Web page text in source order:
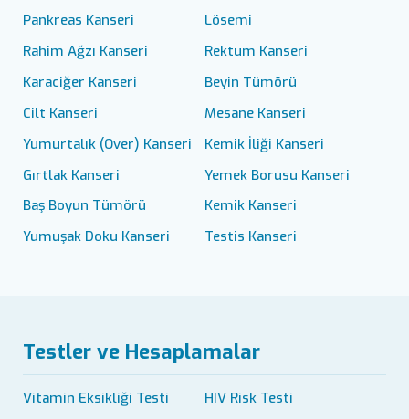
Pankreas Kanseri
Lösemi
Rahim Ağzı Kanseri
Rektum Kanseri
Karaciğer Kanseri
Beyin Tümörü
Cilt Kanseri
Mesane Kanseri
Yumurtalık (Over) Kanseri
Kemik İliği Kanseri
Gırtlak Kanseri
Yemek Borusu Kanseri
Baş Boyun Tümörü
Kemik Kanseri
Yumuşak Doku Kanseri
Testis Kanseri
Testler ve Hesaplamalar
Vitamin Eksikliği Testi
HIV Risk Testi